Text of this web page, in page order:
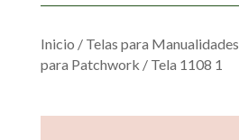
Inicio / Telas para Manualidades
para Patchwork / Tela 1108 1